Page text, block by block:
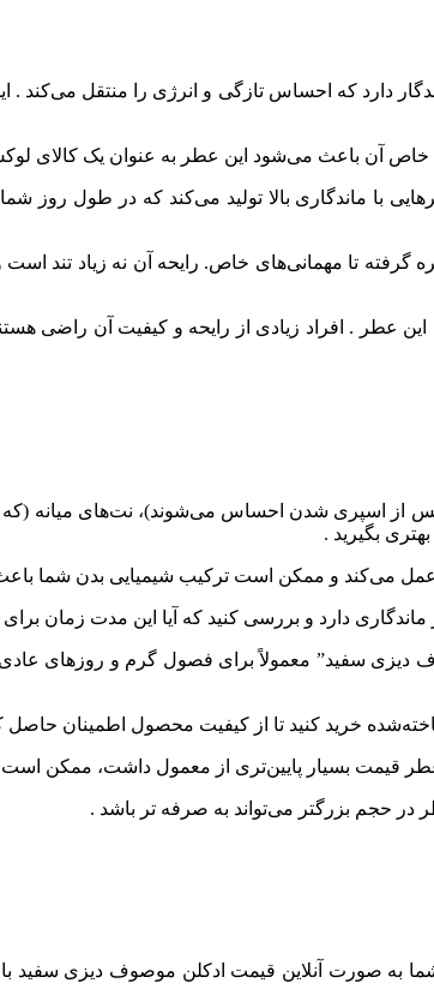
دارد که احساس تازگی و انرژی را منتقل می‌کند .
آن باعث می‌شود این عطر به عنوان یک کالای
ماندگاری بالا تولید می‌کند که در طول روز شما
تا مهمانی‌های خاص. رایحه آن نه زیاد تند
عطر . افراد زیادی از رایحه و کیفیت آن راضی
از اسپری شدن احساس می‌شوند)، نت‌های میانه (که
بگیرید .
می‌کند و ممکن است ترکیب شیمیایی بدن شما باعث
دارد و بررسی کنید که آیا این مدت زمان
سفید” معمولاً برای فصول گرم و روزهای عادی
خرید کنید تا از کیفیت محصول اطمینان حاصل
قیمت بسیار پایین‌تری از معمول داشت، ممکن است
در حجم بزرگتر می‌تواند به صرفه‌ تر باشد .
صورت آنلاین قیمت ادکلن موصوف دیزی سفید با